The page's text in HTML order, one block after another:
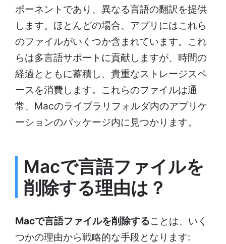
ポーネントであり、異なる言語の翻訳を提供
します。ほとんどの場合、アプリにはこれら
のファイルがいくつか含まれています。これ
らは多言語サポートに貢献しますが、時間の
経過とともに蓄積し、貴重なストレージスペ
ースを消費します。これらのファイルは通
常、Macのライブラリフォルダ内のアプリケ
ーションのパッケージ内に見つかります。
Macで言語ファイルを
削除する理由は？
Macで言語ファイルを削除することは、いく
つかの理由から戦略的な手段となります: